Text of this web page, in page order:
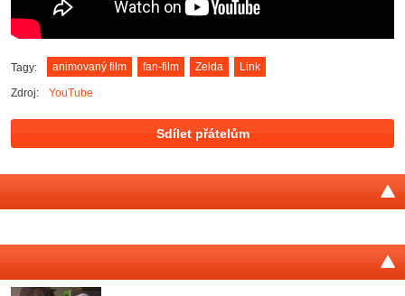
Tagy: animovaný film fan-film Zelda Link
Zdroj: YouTube
Sdílet přátelům